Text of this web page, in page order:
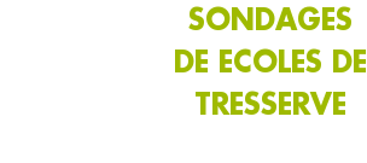
SONDAGES
DE ECOLES DE
TRESSERVE